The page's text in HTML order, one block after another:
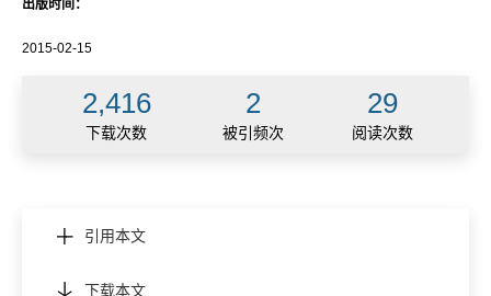
出版时间：
2015-02-15
2,416 2 29
下载次数 被引频次 阅读次数
引用本文
下载本文